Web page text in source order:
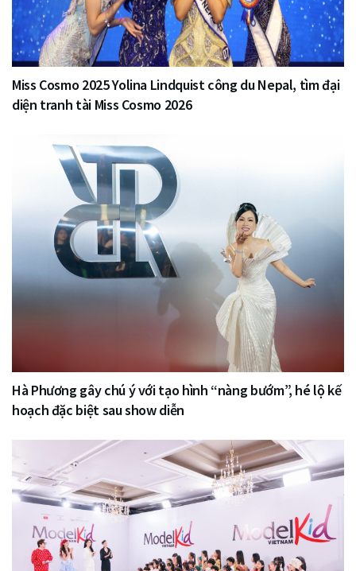
Miss Cosmo 2025 Yolina Lindquist công du Nepal, tìm đại
diện tranh tài Miss Cosmo 2026
Hà Phương gây chú ý với tạo hình “nàng bướm”, hé lộ kế
hoạch đặc biệt sau show diễn